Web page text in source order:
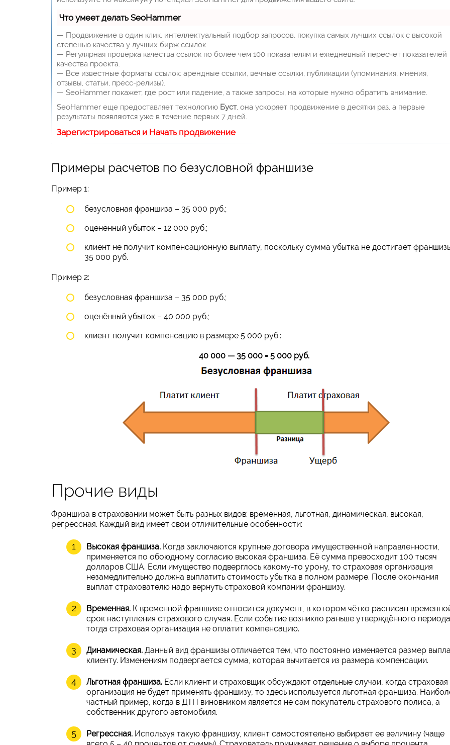
Что умеет делать SeoHammer
— Продвижение в один клик, интеллектуальный подбор запросов, покупка самых лучших ссылок с высокой
степенью качества у лучших бирж ссылок.
— Регулярная проверка качества ссылок по более чем 100 показателям и ежедневный пересчет показателей
качества проекта.
— Все известные форматы ссылок: арендные ссылки, вечные ссылки, публикации (упоминания, мнения,
отзывы, статьи, пресс-релизы).
— SeoHammer покажет, где рост или падение, а также запросы, на которые нужно обратить внимание.
SeoHammer еще предоставляет технологию Буст, она ускоряет продвижение в десятки раз, а первые
результаты появляются уже в течение первых 7 дней.
Зарегистрироваться и Начать продвижение
Примеры расчетов по безусловной франшизе
Пример 1:
безусловная франшиза – 35 000 руб.;
оценённый убыток – 12 000 руб.;
клиент не получит компенсационную выплату, поскольку сумма убытка не достигает
35 000 руб.
Пример 2:
безусловная франшиза – 35 000 руб.;
оценённый убыток – 40 000 руб.;
клиент получит компенсацию в размере 5 000 руб.:
40 000 — 35 000 = 5 000 руб.
Прочие виды
Франшиза в страховании может быть разных видов: временная, льготная, динамическая, высокая,
регрессная. Каждый вид имеет свои отличительные особенности:
Высокая франшиза. Когда заключаются крупные договора имущественной направленности,
применяется по обоюдному согласию высокая франшиза. Её сумма превосходит 100 тысяч
долларов США. Если имущество подверглось какому-то урону, то страховая организация
незамедлительно должна выплатить стоимость убытка в полном размере. После окончания
выплат страхователю надо вернуть страховой компании франшизу.
Временная. К временной франшизе относится документ, в котором чётко расписан
срок наступления страхового случая. Если событие возникло раньше утверждённого
тогда страховая организация не оплатит компенсацию.
Динамическая. Данный вид франшизы отличается тем, что постоянно изменяется размер
клиенту. Изменениям подвергается сумма, которая вычитается из размера компенсации.
Льготная франшиза. Если клиент и страховщик обсуждают отдельные случаи, когда страховая
организация не будет применять франшизу, то здесь используется льготная франшиза.
частный пример, когда в ДТП виновником является не сам покупатель страхового полиса, а
собственник другого автомобиля.
Регрессная. Используя такую франшизу, клиент самостоятельно выбирает ее величину (чаще